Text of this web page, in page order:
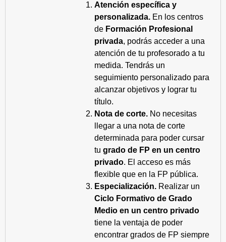
Atención específica y
personalizada. En los centros
de Formación Profesional
privada, podrás acceder a una
atención de tu profesorado a tu
medida. Tendrás un
seguimiento personalizado para
alcanzar objetivos y lograr tu
título.
Nota de corte. No necesitas
llegar a una nota de corte
determinada para poder cursar
tu grado de FP en un centro
privado. El acceso es más
flexible que en la FP pública.
Especialización. Realizar un
Ciclo Formativo de Grado
Medio en un centro privado
tiene la ventaja de poder
encontrar grados de FP siempre